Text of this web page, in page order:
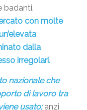
badanti,
con molte
dalla
irregolari.
nazionale che
di lavoro tra
usato;anzi